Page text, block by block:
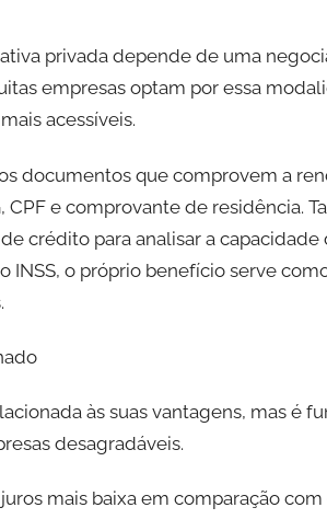
privada depende de uma
empresas optam por essa
acessíveis.
documentos que comprovem a
e comprovante de residência.
crédito para analisar a
INSS, o próprio benefício serve
às suas vantagens, mas é
desagradáveis.
mais baixa em comparação